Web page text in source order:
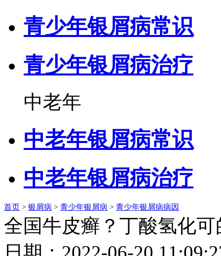
青少年银屑病常识
青少年银屑病治疗
中老年
中老年银屑病常识
中老年银屑病治疗
首页 > 银屑病 > 青少年银屑病 > 青少年银屑病病因
全国牛皮癣？丁酸氢化